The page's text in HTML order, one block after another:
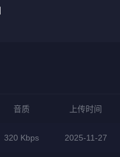
音质 上传时间
320 Kbps 2025-11-27